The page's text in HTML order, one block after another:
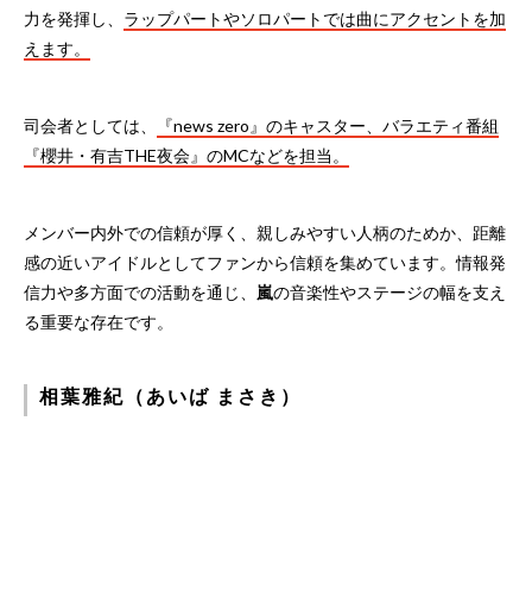
力を発揮し、 ラップパートやソロパートでは曲にアクセントを加
えます。
司会者としては、
『news zero』のキャスター、バラエティ番組
『櫻井・有吉THE夜会』のMCなどを担当。
メンバー内外での信頼が厚く、親しみやすい人柄のためか、距離
感の近いアイドルとしてファンから信頼を集めています。情報発
信力や多方面での活動を通じ、 嵐の音楽性やステージの幅を支え
る重要な存在です。
相葉雅紀（あいば まさき）